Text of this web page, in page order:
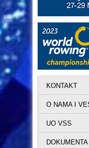
KONTAKT
O NAMA I
UO VSS
DOKUMENTA